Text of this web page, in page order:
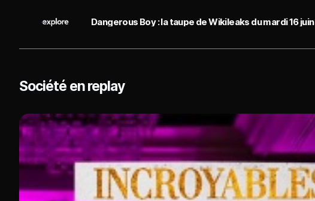
Dangerous Boy : la taupe de Wikileaks du mardi 16 juin
Société en replay